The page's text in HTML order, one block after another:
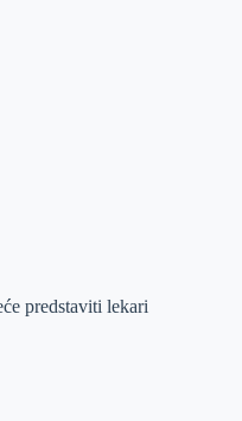
predstaviti lekari